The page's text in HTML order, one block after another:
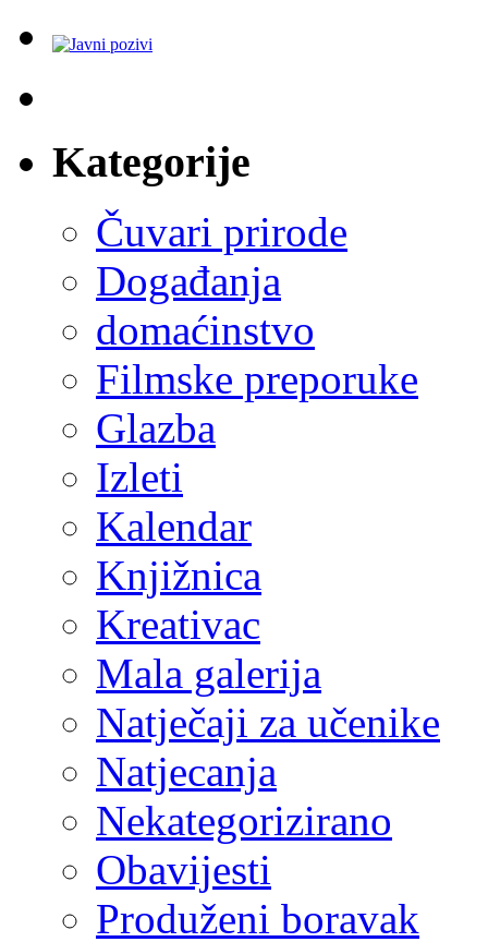
Kategorije
Čuvari prirode
Događanja
domaćinstvo
Filmske preporuke
Glazba
Izleti
Kalendar
Knjižnica
Kreativac
Mala galerija
Natječaji za učenike
Natjecanja
Nekategorizirano
Obavijesti
Produženi boravak